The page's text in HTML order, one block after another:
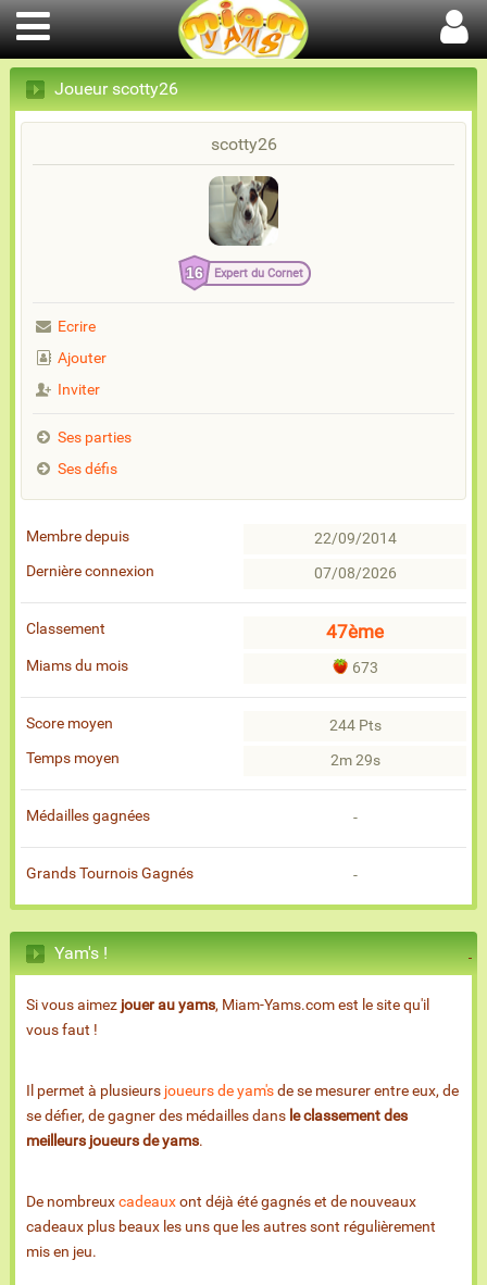
Joueur scotty26
scotty26
16 Expert du Cornet
Ecrire
Ajouter
Inviter
Ses parties
Ses défis
Membre depuis
22/09/2014
Dernière connexion
07/08/2026
Classement 47ème
Miams du mois 673
Score moyen
244 Pts
Temps moyen
2m 29s
Médailles gagnées -
Grands Tournois Gagnés -
Yam's !
Si vous aimez jouer au yams, Miam-Yams.com est le site qu'il
vous faut !
Il permet à plusieurs joueurs de yam'sde se mesurer entre eux, de
se défier, de gagner des médailles dans le classement des
meilleurs joueurs de yams.
De nombreuxcadeauxont déjà été gagnés et de nouveaux
cadeaux plus beaux les uns que les autres sont régulièrement
mis en jeu.